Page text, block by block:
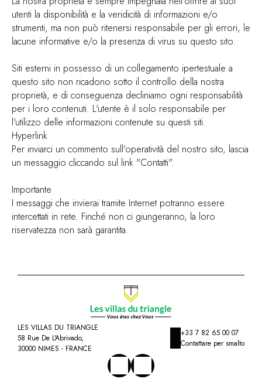
utenti la disponibilità e la veridicità di informazioni e/o
strumenti, ma non può ritenersi responsabile per gli errori, le
lacune informative e/o la presenza di virus su questo sito.
Siti esterni in possesso di un collegamento ipertestuale a
questo sito non ricadono sotto il controllo della nostra
proprietà, e di conseguenza decliniamo ogni responsabilità
per i loro contenuti. L'utente è il solo responsabile per
l'utilizzo delle informazioni contenute su questi siti.
Hyperlink
Per inviarci un commento sull'operatività del nostro sito, lascia
un messaggio cliccando sul link "Contatti".
Importante
I messaggi che invierai tramite Internet potranno essere
intercettati in rete. Finché non ci giungeranno, la loro
riservatezza non sarà garantita.
LES VILLAS DU TRIANGLE
58 Rue De L'Abrivado,
30000 NIMES - FRANCE
+33 7 82 65 00 07
Contattare per smalto